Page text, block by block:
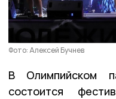
Фото: Алексей Бучнев
В Олимпийском
состоится